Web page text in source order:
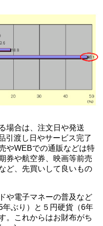
場合は、注文日や発送
引渡し日やサービス完了
やWEBでの通販などは特
券や航空券、映画等前売
ど、先買いして良いもの
や電子マネーの普及など
ぶり）と５円硬貨（6年
。これからはお財布がち